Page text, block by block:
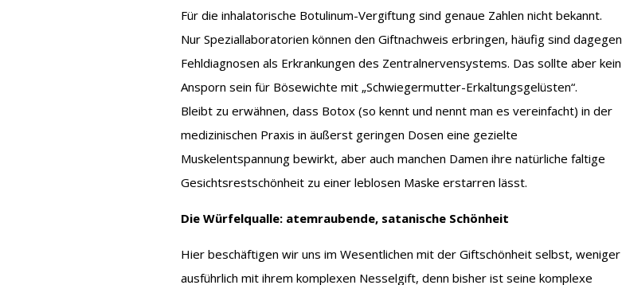
Für die inhalatorische Botulinum-Vergiftung sind genaue Zahlen nicht bekannt.
Nur Speziallaboratorien können den Giftnachweis erbringen, häufig sind dagegen
Fehldiagnosen als Erkrankungen des Zentralnervensystems. Das sollte aber kein
Ansporn sein für Bösewichte mit „Schwiegermutter-Erkaltungsgelüsten“.
Bleibt zu erwähnen, dass Botox (so kennt und nennt man es vereinfacht) in der
medizinischen Praxis in äußerst geringen Dosen eine gezielte
Muskelentspannung bewirkt, aber auch manchen Damen ihre natürliche faltige
Gesichtsrestschönheit zu einer leblosen Maske erstarren lässt.
Die Würfelqualle: atemraubende, satanische Schönheit
Hier beschäftigen wir uns im Wesentlichen mit der Giftschönheit selbst, weniger
ausführlich mit ihrem komplexen Nesselgift, denn bisher ist seine komplexe